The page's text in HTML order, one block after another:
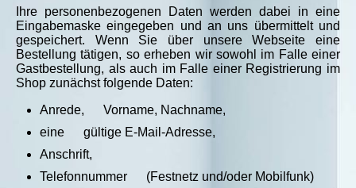
Ihre personenbezogenen Daten werden dabei in eine
Eingabemaske eingegeben und an uns übermittelt und
gespeichert. Wenn Sie über unsere Webseite eine
Bestellung tätigen, so erheben wir sowohl im Falle einer
Gastbestellung, als auch im Falle einer Registrierung im
Shop zunächst folgende Daten:
Anrede, Vorname, Nachname,
eine gültige E-Mail-Adresse,
Anschrift,
Telefonnummer (Festnetz und/oder Mobilfunk)